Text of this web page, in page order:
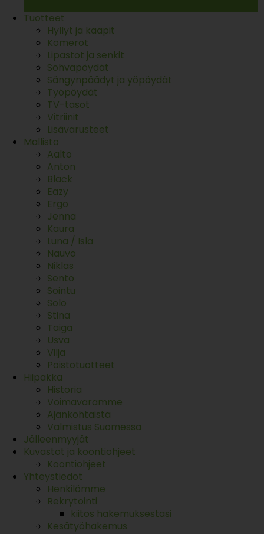
Tuotteet
Hyllyt ja kaapit
Komerot
Lipastot ja senkit
Sohvapöydät
Sängynpäädyt ja yöpöydät
Työpöydät
TV-tasot
Vitriinit
Lisävarusteet
Mallisto
Aalto
Anton
Black
Eazy
Ergo
Jenna
Kaura
Luna / Isla
Nauvo
Niklas
Sento
Sointu
Solo
Stina
Taiga
Usva
Vilja
Poistotuotteet
Hiipakka
Historia
Voimavaramme
Ajankohtaista
Valmistus Suomessa
Jälleenmyyjät
Kuvastot ja koontiohjeet
Koontiohjeet
Yhteystiedot
Henkilömme
Rekrytointi
kiitos hakemuksestasi
Kesätyöhakemus